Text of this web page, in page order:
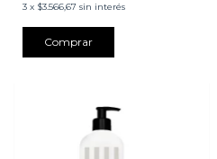
3 x $3.566,67 sin interés